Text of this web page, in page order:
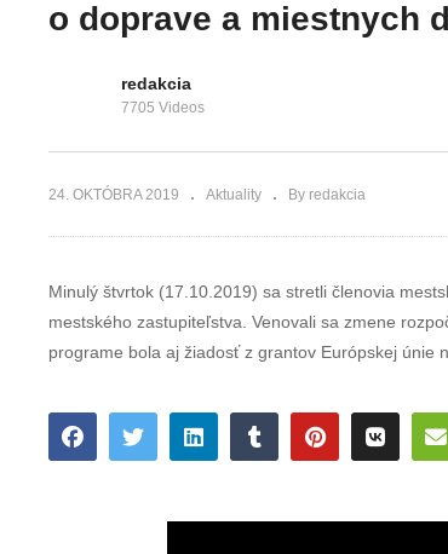
prvovýrobcovia
o doprave a miestnych
redakcia
7705 Videos
24. OKTÓBRA 2019 Aktuality By redakcia
Minulý štvrtok (17.10.2019) sa stretli členovia
mestského zastupiteľstva. Venovali sa zmene
programe bola aj žiadosť z grantov Európskej únie